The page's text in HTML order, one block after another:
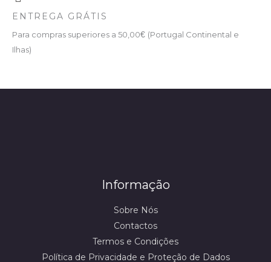
ENTREGA GRÁTIS
Para compras superiores a 50,00€ (Portugal Continental e
Ilhas)
Informação
Sobre Nós
Contactos
Termos e Condições
Política de Privacidade e Proteção de Dados